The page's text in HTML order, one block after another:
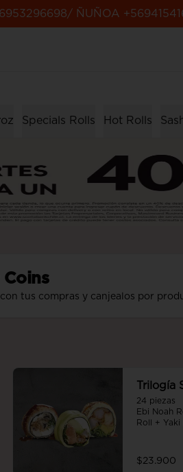
ÑUÑOA
Specials Rolls Hot Rolls
Coins
tus compras y canjealos por
Trilogía
24 piezas
Ebi Noah
Roll + Yaki
$23.900